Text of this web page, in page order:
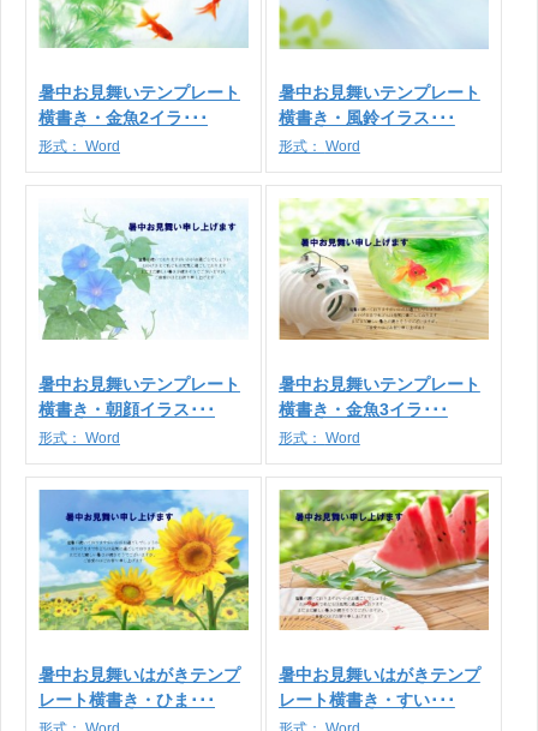
暑中お見舞いテンプレート
横書き・金魚2イラ･･･
形式： Word
暑中お見舞いテンプレート
横書き・風鈴イラス･･･
形式： Word
暑中お見舞いテンプレート
横書き・朝顔イラス･･･
形式： Word
暑中お見舞いテンプレート
横書き・金魚3イラ･･･
形式： Word
暑中お見舞いはがきテンプ
レート横書き・ひま･･･
暑中お見舞いはがきテンプ
レート横書き・すい･･･